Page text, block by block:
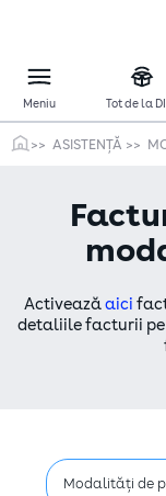
ASISTENȚĂ
Activeazăaici
detaliile facturii pe
Modalități de